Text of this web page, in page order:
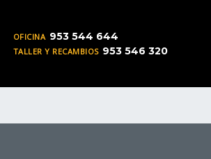
OFICINA 953 544 644
TALLER Y RECAMBIOS 953 546 320